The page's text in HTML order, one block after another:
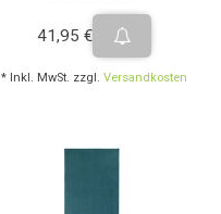
41,95 €
* Inkl. MwSt. zzgl. Versandkosten